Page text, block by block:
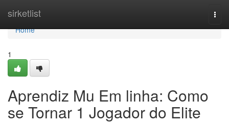
sirketlist
Home
Home
1
Aprendiz Mu Em linha: Como
se Tornar 1 Jogador do Elite